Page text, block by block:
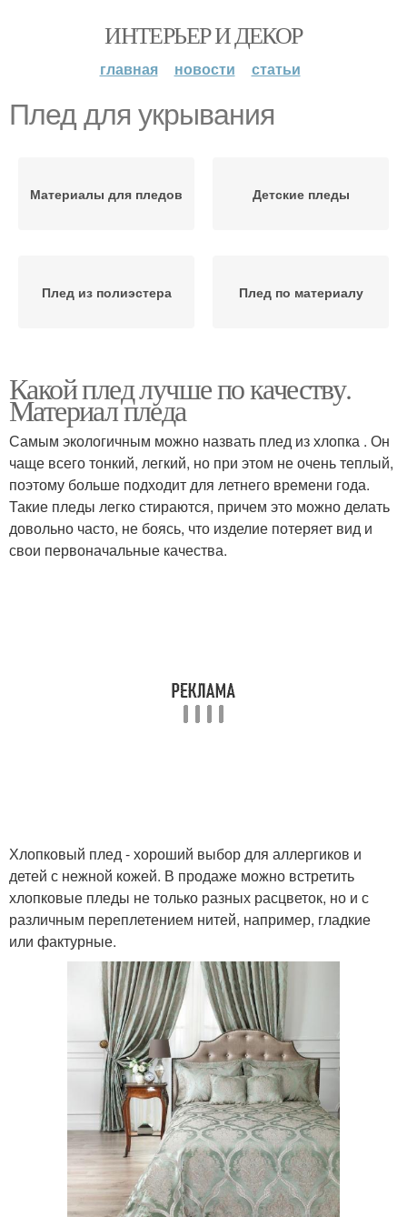
ИНТЕРЬЕР И ДЕКОР
главная новости статьи
Плед для укрывания
Материалы для пледов Детские пледы
Плед из полиэстера Плед по материалу
Какой плед лучше по качеству.
Материал пледа
Самым экологичным можно назвать плед из хлопка . Он
чаще всего тонкий, легкий, но при этом не очень теплый,
поэтому больше подходит для летнего времени года.
Такие пледы легко стираются, причем это можно делать
довольно часто, не боясь, что изделие потеряет вид и
свои первоначальные качества.
Хлопковый плед - хороший выбор для аллергиков и
детей с нежной кожей. В продаже можно встретить
хлопковые пледы не только разных расцветок, но и с
различным переплетением нитей, например, гладкие
или фактурные.